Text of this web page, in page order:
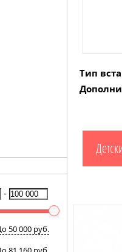
-
50 000 руб.
Тип